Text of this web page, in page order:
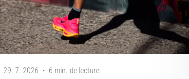
29. 7. 2026 • 6 min. de lecture